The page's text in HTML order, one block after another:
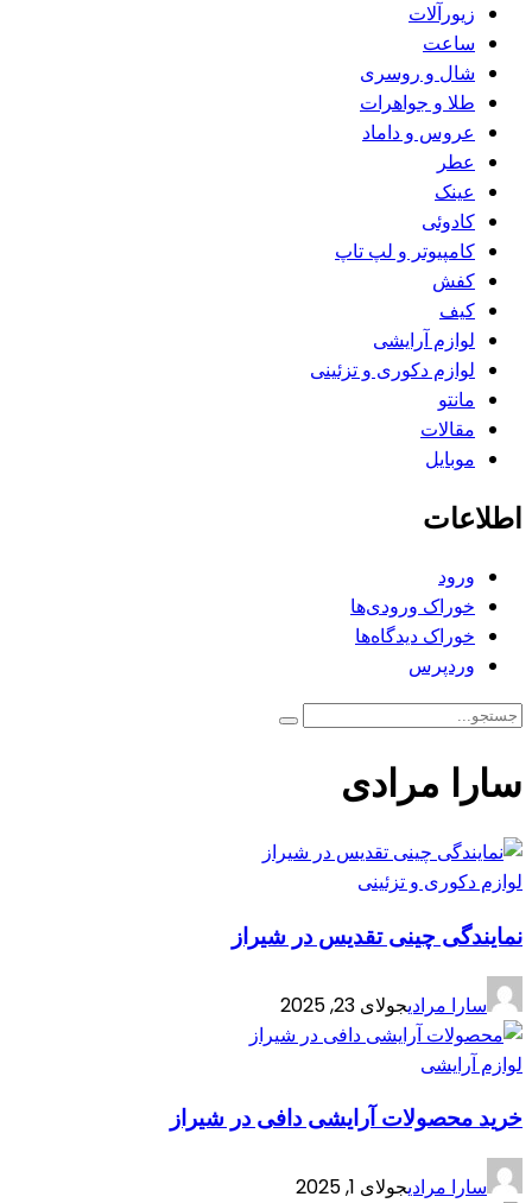
زیورآلات
ساعت
شال و روسری
طلا و جواهرات
عروس و داماد
عطر
عینک
کادوئی
کامپیوتر و لپ تاپ
کفش
کیف
لوازم آرایشی
لوازم دکوری و تزئینی
مانتو
مقالات
موبایل
اطلاعات
ورود
خوراک ورودی‌ها
خوراک دیدگاه‌ها
وردپرس
سارا مرادی
لوازم دکوری و تزئینی
نمایندگی چینی تقدیس در شیراز
سارا مرادیجولای 23, 2025
لوازم آرایشی
خرید محصولات آرایشی دافی در شیراز
سارا مرادیجولای 1, 2025